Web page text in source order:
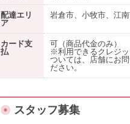
配達エリ
ア
岩倉市、小牧市、江
カード支
払
可（商品代金のみ）
※利用できるクレジ
ついては、店舗にお問
ださい。
スタッフ募集